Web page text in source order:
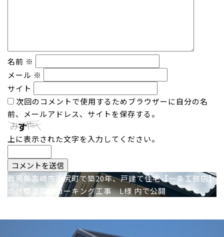
名前 ※
メール ※
サイト
次回のコメントで使用するためブラウザーに自分の名
前、メールアドレス、サイトを保存する。
上に表示された文字を入力してください。
投
稿
ナ
群馬県高崎市浜尻町で築20年、戸建て住宅【一条工務店】
の外壁塗装、コーキング工事 L様 内で公開